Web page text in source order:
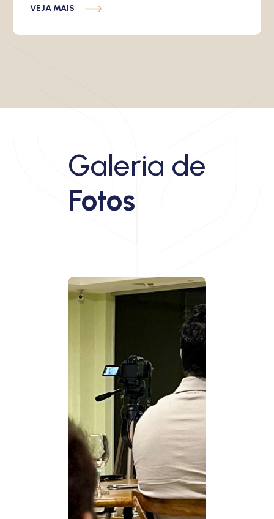
VEJA MAIS
Galeria de
Fotos